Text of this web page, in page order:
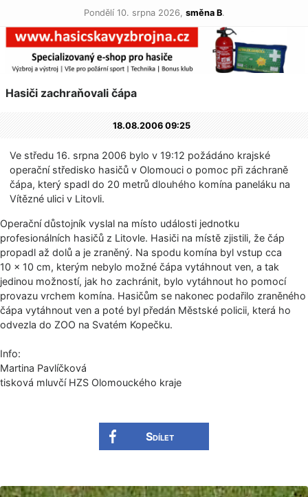
Pondělí 10. srpna 2026, směna B.
Hasiči zachraňovali čápa
18.08.2006 09:25
Ve středu 16. srpna 2006 bylo v 19:12 požádáno krajské
operační středisko hasičů v Olomouci o pomoc při záchraně
čápa, který spadl do 20 metrů dlouhého komína paneláku na
Vítězné ulici v Litovli.
Operační důstojník vyslal na místo události jednotku
profesionálních hasičů z Litovle. Hasiči na místě zjistili, že čáp
propadl až dolů a je zraněný. Na spodu komína byl vstup cca
10 × 10 cm, kterým nebylo možné čápa vytáhnout ven, a tak
jedinou možností, jak ho zachránit, bylo vytáhnout ho pomocí
provazu vrchem komína. Hasičům se nakonec podařilo zraněného
čápa vytáhnout ven a poté byl předán Městské policii, která ho
odvezla do ZOO na Svatém Kopečku.
Info:
Martina Pavlíčková
tisková mluvčí HZS Olomouckého kraje
Sdílet